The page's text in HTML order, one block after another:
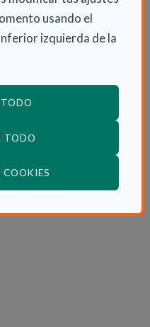
usando el
izquierda de la
TODO
COOKIES